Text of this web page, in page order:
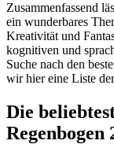
Zusammenfassend
ein wunderbares
Kreativität und
kognitiven und
Suche nach den
wir hier eine Liste
Die
Regenbogen